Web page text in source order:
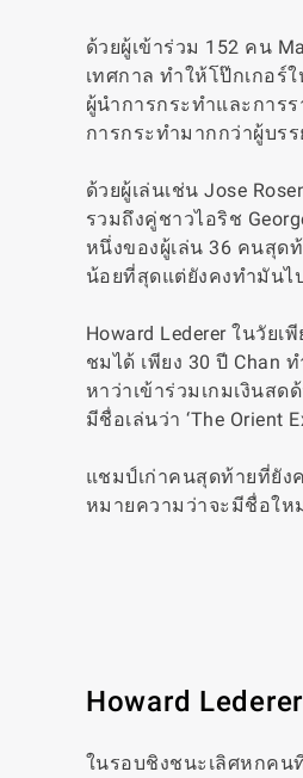
ด้วยผู้เข้าร่วม 152 คน
เทศกาล ทำให้โป๊กเกอร์
ผู้นำการกระทำและการ
การกระทำมากกว่าผู้บร
ด้วยผู้เล่นเช่น Jose
รวมถึงคู่ชาวไอริช
หนึ่งของผู้เล่น 36 คนสุด
น้อยที่สุดแต่ยังคงทำมันไ
Howard Lederer ในวัย
ชมได้ เพียง 30 ปี Chan
หาว่าเข้าร่วมเกมเงินสด
มีชื่อเล่นว่า ‘The Orient
แชมป์เก่าคนสุดท้ายที่ยังค
หมายความว่าจะมีชื่อให
Howard
ในรอบชิงชนะเลิศหกคน